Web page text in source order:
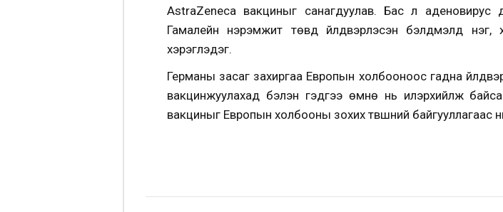
AstraZeneca вакциныг санагдуулав. Бас л аденовирус
Гамалейн нэрэмжит төвд үйлдвэрлэсэн бэлдмэлд
хэрэглэдэг.
Германы засаг захиргаа Европын холбооноос гадна
вакцинжуулахад бэлэн гэдгээ өмнө нь илэрхийлж
вакциныг Европын холбооны зохих түвшний байгууллагаас